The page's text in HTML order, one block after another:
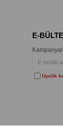
E-
Üyelik